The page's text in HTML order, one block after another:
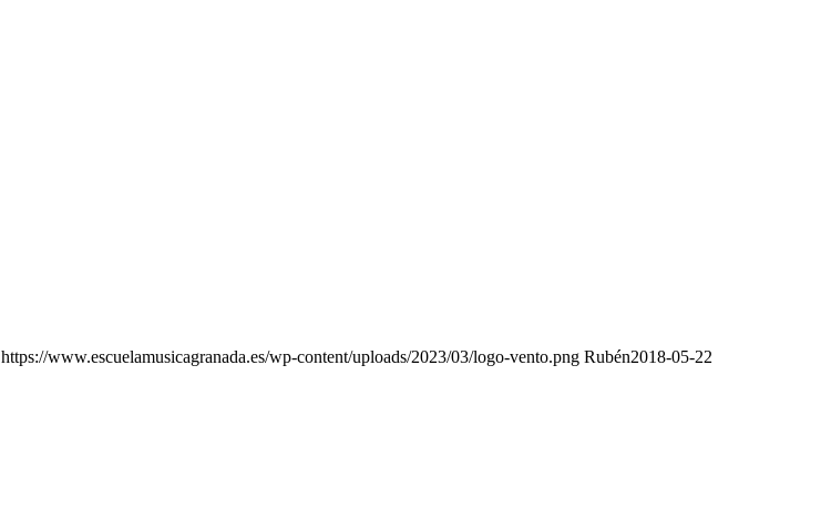
https://www.escuelamusicagranada.es/wp-content/uploads/2023/03/logo-vento.png Rubén2018-05-22